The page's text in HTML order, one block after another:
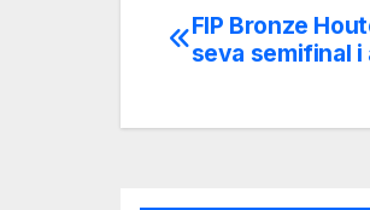
entradas
FIP Bronze
seva semifinal